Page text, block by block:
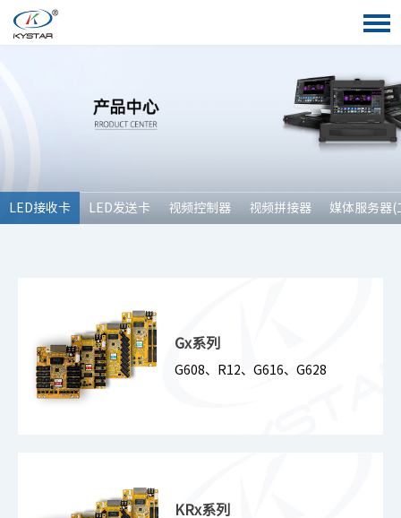
LED接收卡 LED发送卡 视频控制器 视频拼接器 媒体服务器(
Gx系列
G608、R12、G616、G628
KRx系列